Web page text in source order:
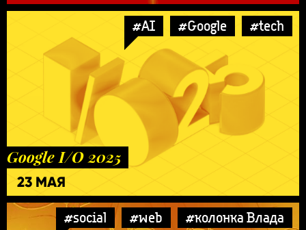
#AI #Google #tech
Google I/O 2025
23 МАЯ
#social #web
#колонка Влада